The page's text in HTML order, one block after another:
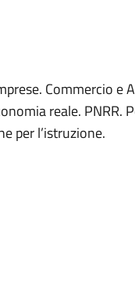
Commercio e
reale. PNRR.
per l’istruzione.